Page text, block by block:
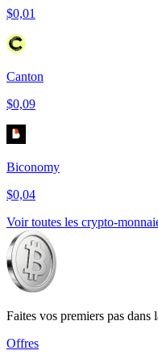
$0,01
Canton
$0,09
Biconomy
$0,04
Voir toutes les crypto-
Faites vos premiers pas dans
Offres